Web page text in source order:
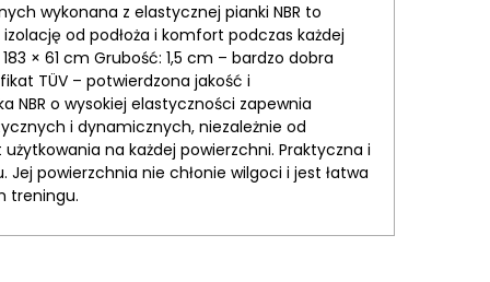
wykonana z elastycznej pianki NBR to
od podłoża i komfort podczas każdej
× 61 cm Grubość: 1,5 cm – bardzo dobra
TÜV – potwierdzona jakość i
o wysokiej elastyczności zapewnia
i dynamicznych, niezależnie od
na każdej powierzchni. Praktyczna i
powierzchnia nie chłonie wilgoci i jest łatwa
treningu.